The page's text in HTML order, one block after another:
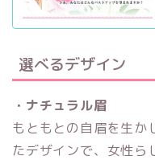
選べるデザイン
・ナチュラル眉
もともとの自眉を生か
たデザインで、女性ら